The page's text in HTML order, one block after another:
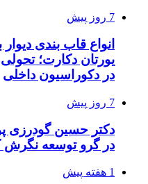
7 روز پیش
انواع قاب بندی
یورتان دکارت؛
در دکوراسیون داخلی
7 روز پیش
دکتر حسین گودرزی
در گرو توسعه نگرش
1 هفته پیش